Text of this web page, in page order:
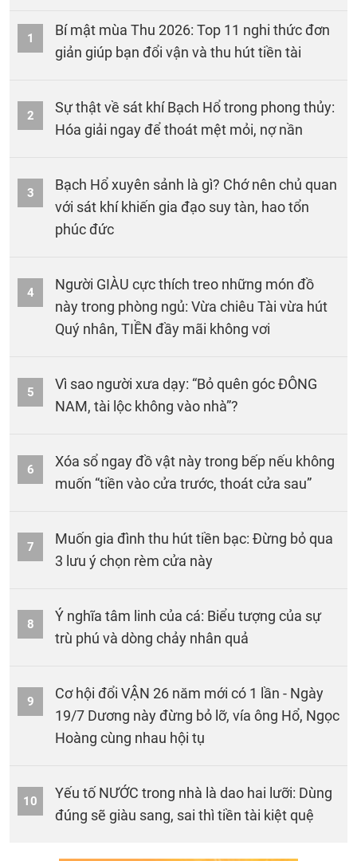
1
Bí mật mùa Thu 2026: Top 11 nghi thức đơn
giản giúp bạn đổi vận và thu hút tiền tài
2
Sự thật về sát khí Bạch Hổ trong phong thủy:
Hóa giải ngay để thoát mệt mỏi, nợ nần
3
Bạch Hổ xuyên sảnh là gì? Chớ nên chủ quan
với sát khí khiến gia đạo suy tàn, hao tổn
phúc đức
4
Người GIÀU cực thích treo những món đồ
này trong phòng ngủ: Vừa chiêu Tài vừa hút
Quý nhân, TIỀN đầy mãi không vơi
5
Vì sao người xưa dạy: “Bỏ quên góc ĐÔNG
NAM, tài lộc không vào nhà”?
6
Xóa sổ ngay đồ vật này trong bếp nếu không
muốn “tiền vào cửa trước, thoát cửa sau”
7
Muốn gia đình thu hút tiền bạc: Đừng bỏ qua
3 lưu ý chọn rèm cửa này
8
Ý nghĩa tâm linh của cá: Biểu tượng của sự
trù phú và dòng chảy nhân quả
9
Cơ hội đổi VẬN 26 năm mới có 1 lần - Ngày
19/7 Dương này đừng bỏ lỡ, vía ông Hổ, Ngọc
Hoàng cùng nhau hội tụ
10
Yếu tố NƯỚC trong nhà là dao hai lưỡi: Dùng
đúng sẽ giàu sang, sai thì tiền tài kiệt quệ